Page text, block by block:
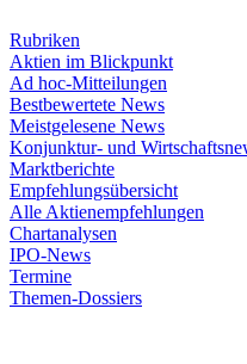
Rubriken
Aktien im Blickpunkt
Ad hoc-Mitteilungen
Bestbewertete News
Meistgelesene News
Konjunktur- und
Marktberichte
Empfehlungsübersicht
Alle Aktienempfehlungen
Chartanalysen
IPO-News
Termine
Themen-Dossiers